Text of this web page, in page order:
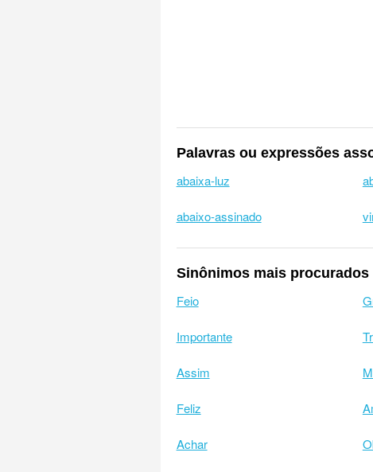
Palavras ou expressões
abaixa-luz
abaixo-assinado
Sinônimos mais procurados
Feio
Importante
Assim
Feliz
Achar